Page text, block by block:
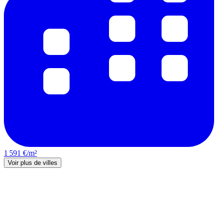
1 591 €/m²
Voir plus de villes